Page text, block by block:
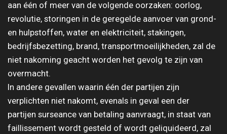
aan één of meer van de volgende oorzaken: oorlog,
revolutie, storingen in de geregelde aanvoer van grond-
en hulpstoffen, water en elektriciteit, stakingen,
bedrijfsbezetting, brand, transportmoeilijkheden, zal de
niet nakoming geacht worden het gevolg te zijn van
overmacht.
In andere gevallen waarin één der partijen zijn
verplichten niet nakomt, evenals in geval een der
partijen surseance van betaling aanvraagt, in staat van
faillissement wordt gesteld of wordt geliquideerd, zal